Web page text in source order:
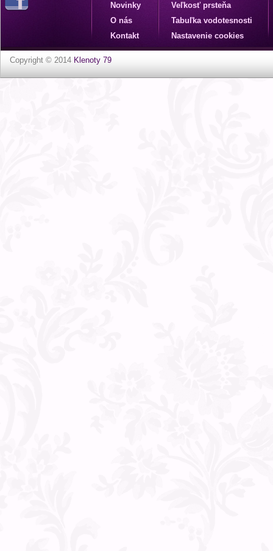
Novinky
O nás
Kontakt
Veľkosť prsteňa
Tabuľka vodotesnosti
Nastavenie cookies
Copyright © 2014 Klenoty 79